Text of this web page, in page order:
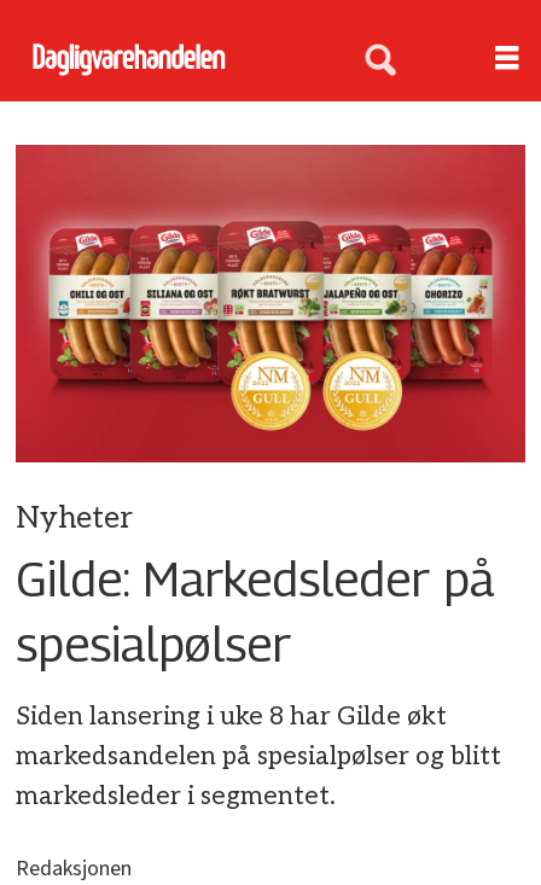
Nyheter
Gilde: Markedsleder på
spesialpølser
Siden lansering i uke 8 har Gilde økt
markedsandelen på spesialpølser og blitt
markedsleder i segmentet.
Redaksjonen